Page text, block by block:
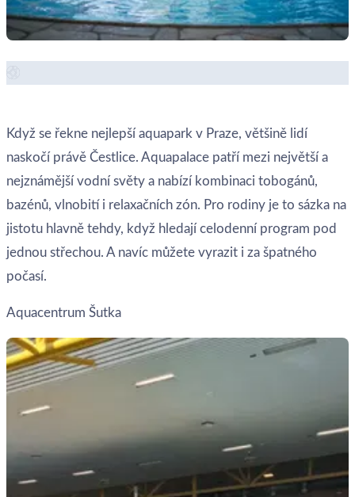
Když se řekne nejlepší aquapark v Praze, většině lidí
naskočí právě Čestlice. Aquapalace patří mezi největší a
nejznámější vodní světy a nabízí kombinaci tobogánů,
bazénů, vlnobití i relaxačních zón. Pro rodiny je to sázka na
jistotu hlavně tehdy, když hledají celodenní program pod
jednou střechou. A navíc můžete vyrazit i za špatného
počasí.
Aquacentrum Šutka